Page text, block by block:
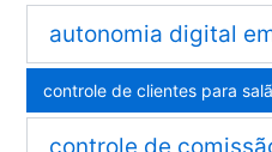
autonomia digital
controle de clientes para
controle de